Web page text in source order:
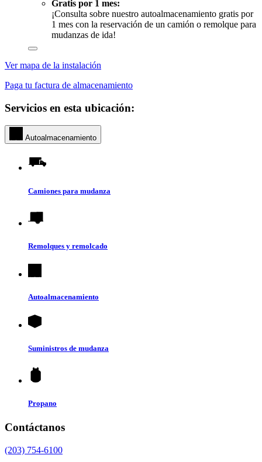
Gratis por 1 mes:
¡Consulta sobre nuestro autoalmacenamiento gratis por
1 mes con la reservación de un camión o remolque para
mudanzas de ida!
Ver mapa de la instalación
Paga tu factura de almacenamiento
Servicios en esta ubicación:
Autoalmacenamiento
Camiones para mudanza
Remolques y remolcado
Autoalmacenamiento
Suministros de mudanza
Propano
Contáctanos
(203) 754-6100